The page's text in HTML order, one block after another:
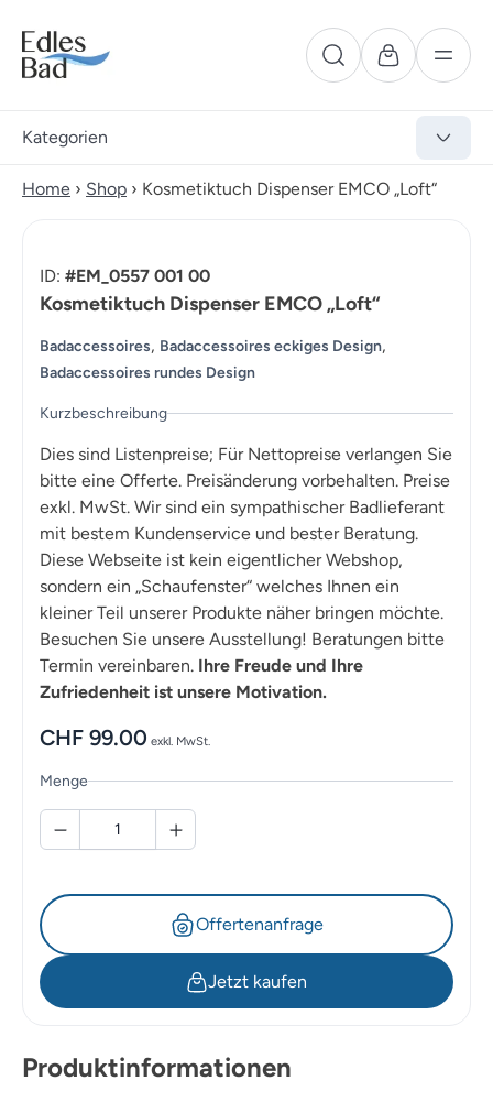
Kategorien
Home › Shop › Kosmetiktuch Dispenser EMCO „Loft“
ID: #EM_0557 001 00
Kosmetiktuch Dispenser EMCO „Loft“
Badaccessoires, Badaccessoires eckiges Design,
Badaccessoires rundes Design
Kurzbeschreibung
Dies sind Listenpreise; Für Nettopreise verlangen Sie
bitte eine Offerte. Preisänderung vorbehalten. Preise
exkl. MwSt. Wir sind ein sympathischer Badlieferant
mit bestem Kundenservice und bester Beratung.
Diese Webseite ist kein eigentlicher Webshop,
sondern ein „Schaufenster“ welches Ihnen ein
kleiner Teil unserer Produkte näher bringen möchte.
Besuchen Sie unsere Ausstellung! Beratungen bitte
Termin vereinbaren. Ihre Freude und Ihre
Zufriedenheit ist unsere Motivation.
CHF 99.00 exkl. MwSt.
Menge
Offertenanfrage
Jetzt kaufen
Produktinformationen